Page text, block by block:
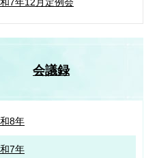
会議録
8年
7年